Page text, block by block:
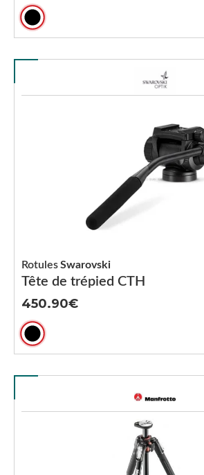
Tête de trépied CTH
RotulesSwarovski
450.90